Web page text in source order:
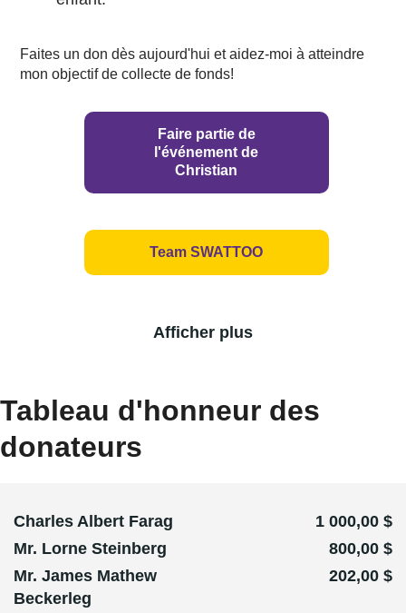
Faites un don dès aujourd'hui et aidez-moi à atteindre
mon objectif de collecte de fonds!
Faire partie de
l'événement de
Christian
Team SWATTOO
Afficher plus
Tableau d'honneur des
donateurs
Charles Albert Farag
1 000,00 $
Mr. Lorne Steinberg
800,00 $
Mr. James Mathew
Beckerleg
202,00 $